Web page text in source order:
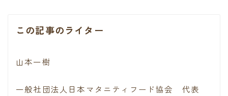
この記事のライター
山本一樹
一般社団法人日本マタニティフード協会 代表